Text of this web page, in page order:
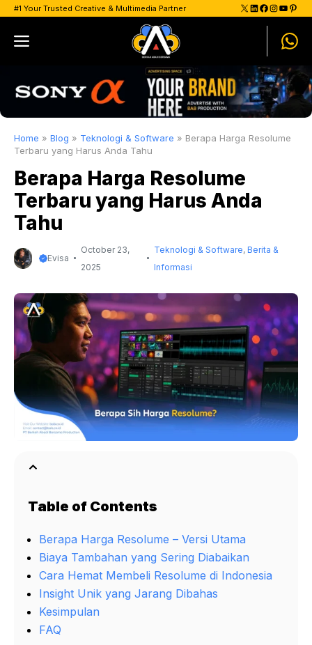
Skip
content
#1 Your Trusted Creative & Multimedia Partner X LinkedIn
Facebook
Instagram
Menu
Home » Blog » Teknologi & Software » Berapa Harga Resolume
Terbaru yang Harus Anda Tahu
Berapa Harga Resolume
Terbaru yang Harus Anda
Tahu
Evisa
October 23,
2025
Teknologi & Software, Berita &
Informasi
Table of Contents
Berapa Harga Resolume – Versi Utama
Biaya Tambahan yang Sering Diabaikan
Cara Hemat Membeli Resolume di Indonesia
Insight Unik yang Jarang Dibahas
Kesimpulan
FAQ